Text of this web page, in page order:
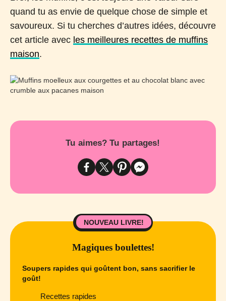
quand tu as envie de quelque chose de simple et
savoureux. Si tu cherches d’autres idées, découvre
cet article avec les meilleures recettes de muffins
maison.
Tu aimes? Tu partages!
NOUVEAU LIVRE!
Magiques boulettes!
Soupers rapides qui goûtent bon, sans sacrifier le
goût!
Recettes rapides